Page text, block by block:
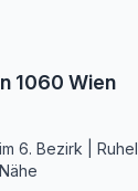
1060 Wien
6. Bezirk |